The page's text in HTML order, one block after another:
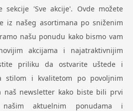
sekcije 'Sve akcije'. Ovde možete
iz našeg asortimana po sniženim
našu ponudu kako bismo vam
akcijama i najatraktivnijim
priliku da ostvarite uštede i
stilom i kvalitetom po povoljnim
naš newsletter kako biste bili prvi
aktuelnim ponudama i